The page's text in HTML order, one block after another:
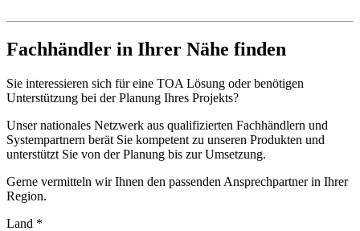
Fachhändler in Ihrer Nähe finden
Sie interessieren sich für eine TOA Lösung oder benötigen
Unterstützung bei der Planung Ihres Projekts?
Unser nationales Netzwerk aus qualifizierten Fachhändlern und
Systempartnern berät Sie kompetent zu unseren Produkten und
unterstützt Sie von der Planung bis zur Umsetzung.
Gerne vermitteln wir Ihnen den passenden Ansprechpartner in Ihrer
Region.
Land *